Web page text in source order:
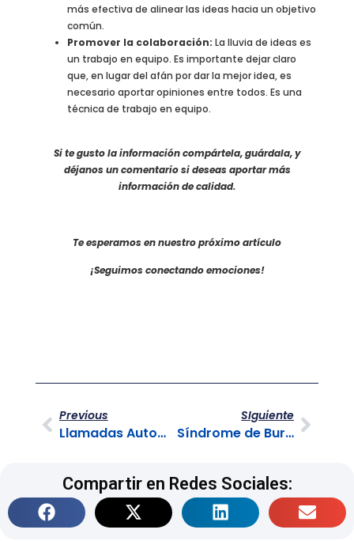
más efectiva de alinear las ideas hacia un objetivo
común.
Promover la colaboración: La lluvia de ideas es
un trabajo en equipo. Es importante dejar claro
que, en lugar del afán por dar la mejor idea, es
necesario aportar opiniones entre todos. Es una
técnica de trabajo en equipo.
Si te gusto la información compártela, guárdala, y
déjanos un comentario si deseas aportar más
información de calidad.
Te esperamos en nuestro próximo artículo
¡Seguimos conectando emociones!
Previous
Llamadas Automatizadas y sus beneficios
SIguiente
Síndrome de Burnout o de Desgaste Profesional
Compartir en Redes Sociales: